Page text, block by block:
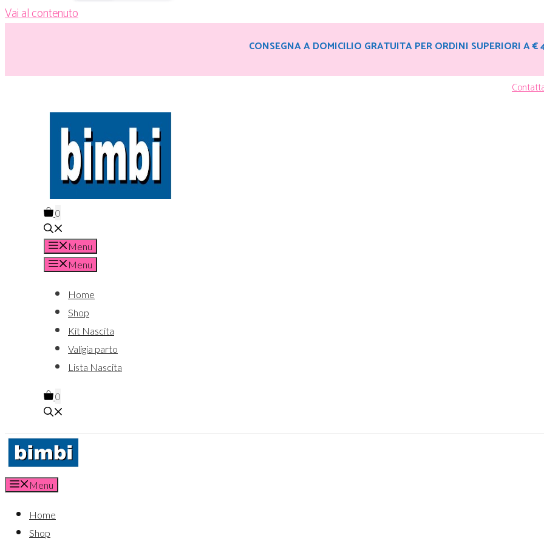
Vai al contenuto
CONSEGNA A DOMICILIO GRATUITA PER ORDINI SUPERIORI A €
0
Menu
Menu
Home
Shop
Kit Nascita
Valigia parto
Lista Nascita
0
Menu
Home
Shop